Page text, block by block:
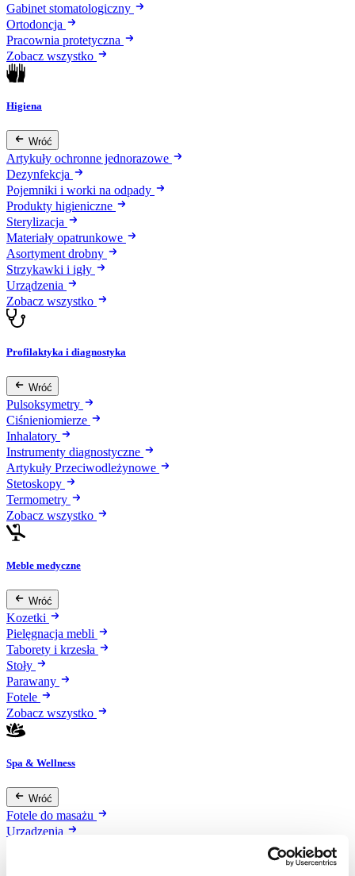
Gabinet stomatologiczny
Ortodoncja
Pracownia protetyczna
Zobacz wszystko
Higiena
Wróć
Artykuły ochronne jednorazowe
Dezynfekcja
Pojemniki i worki na odpady
Produkty higieniczne
Sterylizacja
Materiały opatrunkowe
Asortyment drobny
Strzykawki i igły
Urządzenia
Zobacz wszystko
Profilaktyka i diagnostyka
Wróć
Pulsoksymetry
Ciśnieniomierze
Inhalatory
Instrumenty diagnostyczne
Artykuły Przeciwodleżynowe
Stetoskopy
Termometry
Zobacz wszystko
Meble medyczne
Wróć
Kozetki
Pielęgnacja mebli
Taborety i krzesła
Stoły
Parawany
Fotele
Zobacz wszystko
Spa & Wellness
Wróć
Fotele do masażu
Urządzenia